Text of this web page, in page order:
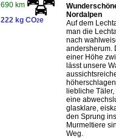
690 km
222 kg CO2e
Nordalpen
Auf dem
man die
nach
andersherum.
einer Höhe
lässt unsere
liebliche
eine
glasklare,
den Sprung
Murmeltiere
Weg.